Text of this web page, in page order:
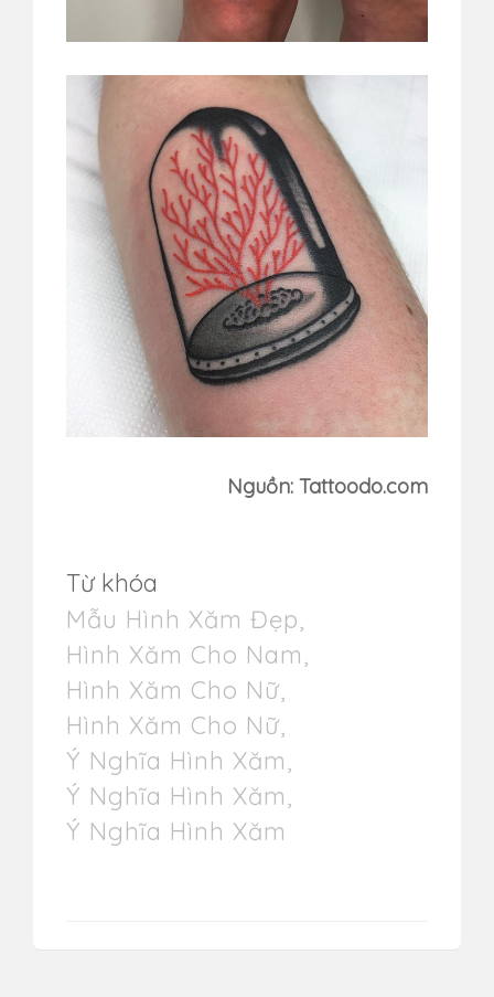
Nguồn: Tattoodo.com
Từ khóa
Mẫu Hình Xăm Đẹp,
Hình Xăm Cho Nam,
Hình Xăm Cho Nữ,
Hình Xăm Cho Nữ,
Ý Nghĩa Hình Xăm,
Ý Nghĩa Hình Xăm,
Ý Nghĩa Hình Xăm